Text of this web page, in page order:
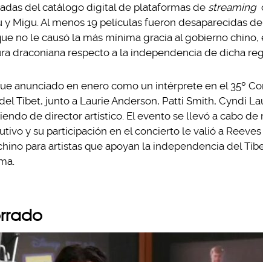
del catálogo digital de plataformas de streaming
y Migu. Al menos 19 películas fueron desaparecidas
no le causó la más mínima gracia al gobierno
draconiana respecto a la independencia de dicha
anunciado en enero como un intérprete en el 35º
Tíbet, junto a Laurie Anderson, Patti Smith, Cyndi
de director artístico. El evento se llevó a cabo de
y su participación en el concierto le valió a Reeves
para artistas que apoyan la independencia del